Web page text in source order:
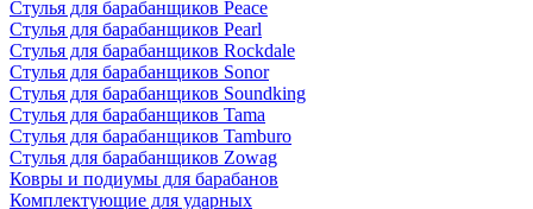
Стулья для барабанщиков Peace
Стулья для барабанщиков Pearl
Стулья для барабанщиков Rockdale
Стулья для барабанщиков Sonor
Стулья для барабанщиков Soundking
Стулья для барабанщиков Tama
Стулья для барабанщиков Tamburo
Стулья для барабанщиков Zowag
Ковры и подиумы для барабанов
Комплектующие для ударных